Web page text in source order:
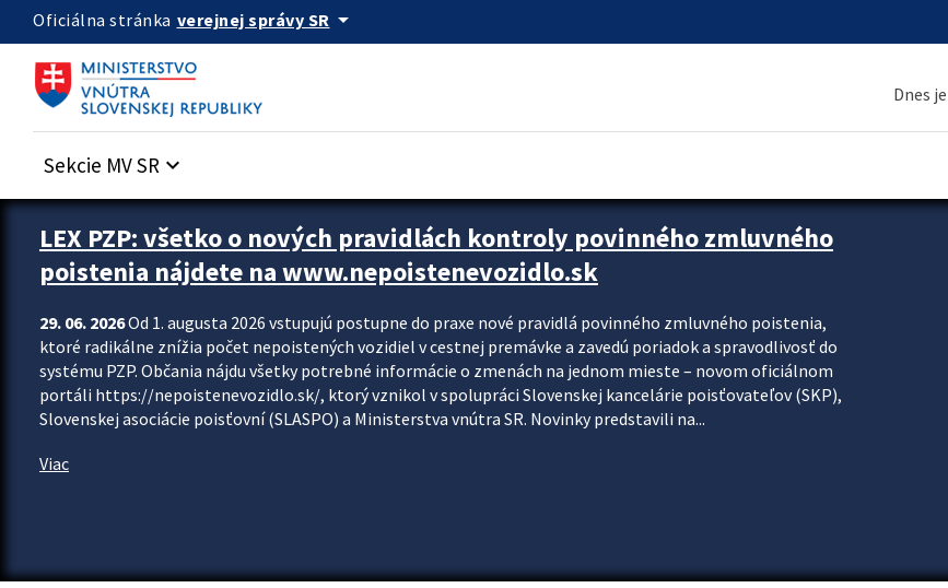
Preskocit na hlavný obsah
Oficiálna stránka verejnej správy SR arrow_drop_down
Dnes
Sekcie MV SR keyboard_arrow_down
Zastavit automatický posun upútavok
LEX PZP: všetko o nových pravidlách kontroly povinného zmluvného
poistenia nájdete na www.nepoistenevozidlo.sk
29. 06. 2026Od 1. augusta 2026 vstupujú postupne do praxe nové pravidlá povinného zmluvného poistenia,
ktoré radikálne znížia počet nepoistených vozidiel v cestnej premávke a zavedú poriadok a spravodlivosť do
systému PZP. Občania nájdu všetky potrebné informácie o zmenách na jednom mieste – novom oficiálnom
portáli https://nepoistenevozidlo.sk/, ktorý vznikol v spolupráci Slovenskej kancelárie poisťovateľov (SKP),
Slovenskej asociácie poisťovní (SLASPO) a Ministerstva vnútra SR. Novinky predstavili na...
Viac